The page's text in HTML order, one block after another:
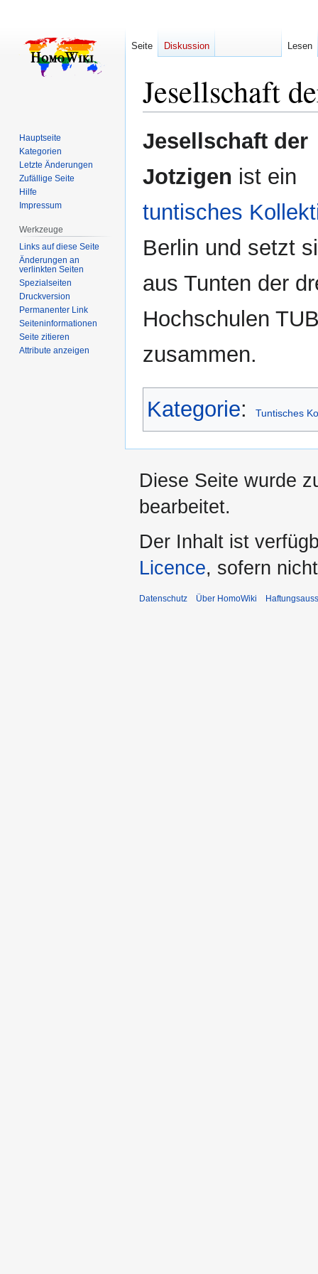
Jesellschaft
Zur
Navigation
Zur
Suche
Jesellschaft der
Jotzigen ist ein
tuntisches
Berlin und setzt
aus Tunten der
Hochschulen
zusammen.
Kategorie: Tuntisches
Seite Diskussion Lesen
Hauptseite
Kategorien
Letzte Änderungen
Zufällige Seite
Hilfe
Impressum
Werkzeuge
Links auf diese Seite
Änderungen an
verlinkten Seiten
Spezialseiten
Druckversion
Permanenter Link
Seiten­­informationen
Seite zitieren
Attribute anzeigen
Diese Seite wurde
bearbeitet.
Der Inhalt ist
Licence, sofern
Datenschutz Über HomoWiki